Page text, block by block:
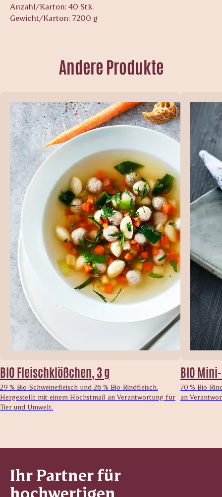
Anzahl/Karton: 40 Stk.
Gewicht/Karton: 7200 g
Andere Produkte
BIO Fleischklößchen, 3 g
29 % Bio-Schweinefleisch und 26 % Bio-Rindfleisch.
Hergestellt mit einem Höchstmaß an Verantwortung für
Tier und Umwelt.
BIO
70 % Bio-
an
Ihr Partner für
hochwertigen